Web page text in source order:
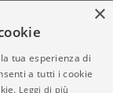
di Danielli
02958290963
×
tua esperienza di
a tutti i cookie
Leggi di più